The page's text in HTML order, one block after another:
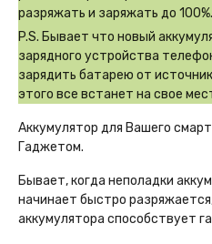
разряжать и заряжать до
P.S. Бывает что новый
зарядного устройства
зарядить батарею от
этого все встанет на свое
Аккумулятор для Вашего
Гаджетом.
Бывает, когда неполадки
начинает быстро
аккумулятора способствует